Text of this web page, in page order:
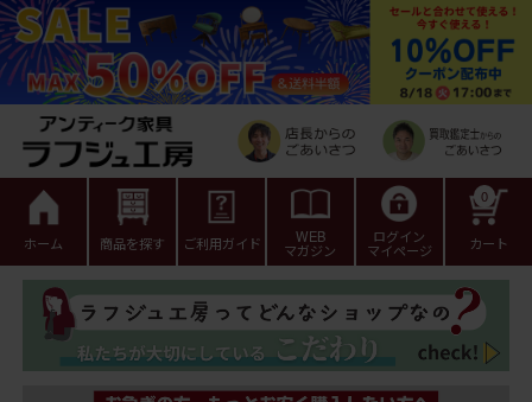
ホーム 商品を探す ご利用ガイド WEB
マガジン
ログイン
マイページ カート
0